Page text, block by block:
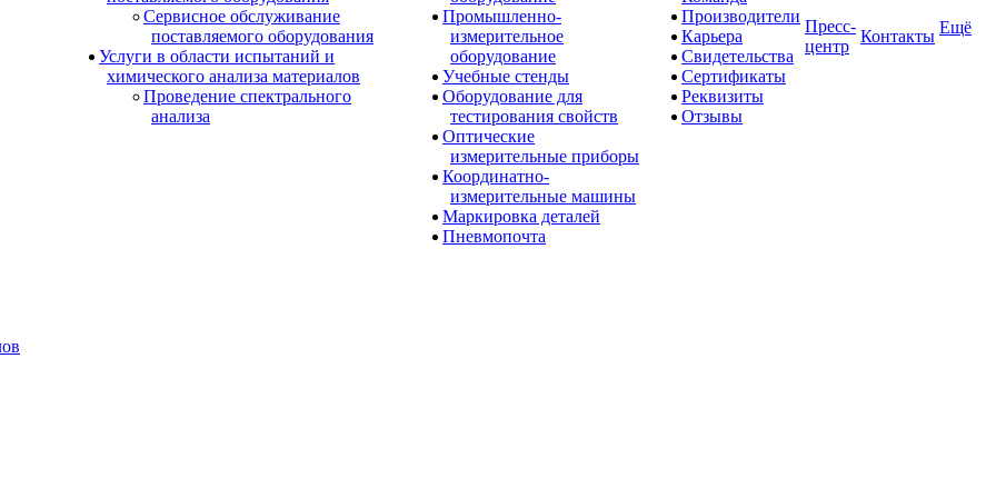
Сервисное обслуживание
поставляемого оборудования
Услуги в области испытаний и
химического анализа материалов
Проведение спектрального
анализа
Промышленно-
измерительное
оборудование
Учебные стенды
Оборудование для
тестирования свойств
Оптические
измерительные приборы
Координатно-
измерительные машины
Маркировка деталей
Пневмопочта
Производители
Карьера
Свидетельства
Сертификаты
Реквизиты
Отзывы
Пресс-
центр
Контакты Ещё